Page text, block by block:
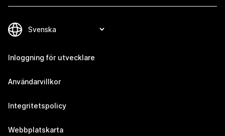
Inloggning för utvecklare
Användarvillkor
Integritetspolicy
Webbplatskarta